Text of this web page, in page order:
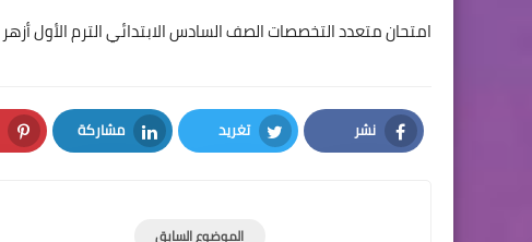
امتحان متعدد التخصصات الصف السادس الابتدائي الترم الأول أزهر
نشر
Facebook
تغريد
Twitter
مشاركة
LinkedIn
الموضوع السابق